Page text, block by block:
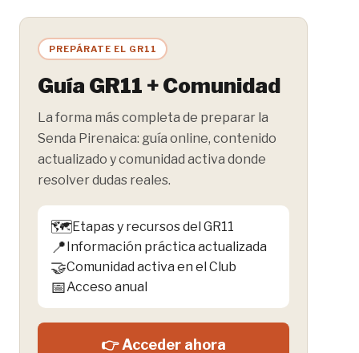
PREPÁRATE EL GR11
Guía GR11 + Comunidad
La forma más completa de preparar la
Senda Pirenaica: guía online, contenido
actualizado y comunidad activa donde
resolver dudas reales.
🗺️Etapas y recursos del GR11
📍Información práctica actualizada
🤝Comunidad activa en el Club
📅Acceso anual
👉 Acceder ahora